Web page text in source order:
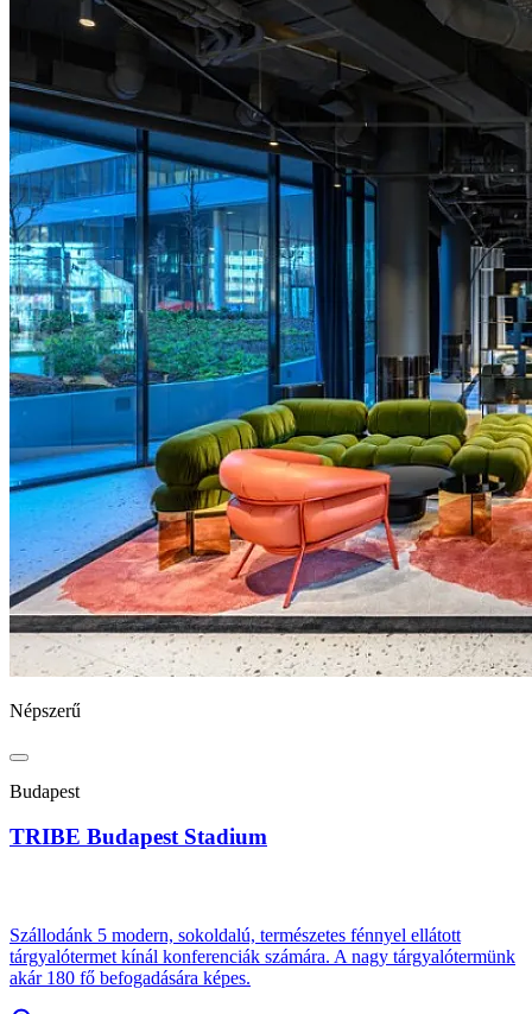
Népszerű
Budapest
TRIBE Budapest Stadium
Szállodánk 5 modern, sokoldalú, természetes fénnyel ellátott
tárgyalótermet kínál konferenciák számára. A nagy tárgyalótermünk
akár 180 fő befogadására képes.